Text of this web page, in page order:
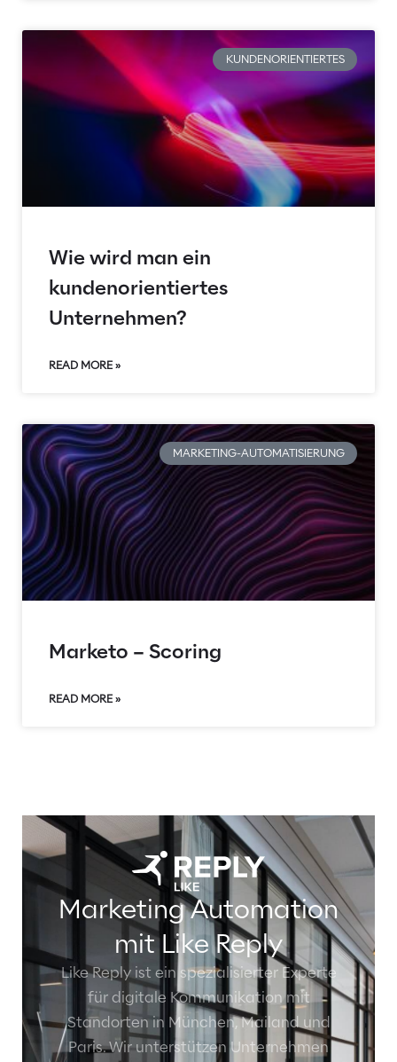
KUNDENORIENTIERTES
Wie wird man ein
kundenorientiertes
Unternehmen?
READ MORE »
MARKETING-AUTOMATISIERUNG
Marketo – Scoring
READ MORE »
Marketing Automation
mit Like Reply
Like Reply ist ein spezialisierter Experte
für digitale Kommunikation mit
Standorten in München, Mailand und
Paris. Wir unterstützen Unternehmen